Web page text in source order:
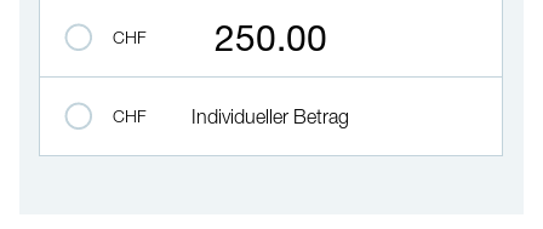
CHF 250.00
CHF Individueller Betrag